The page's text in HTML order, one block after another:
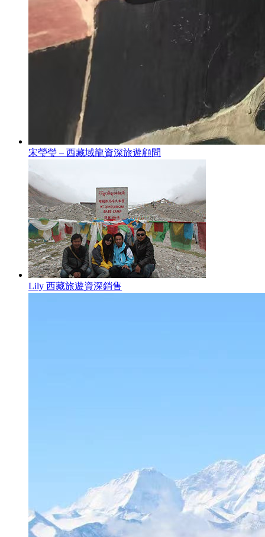
宋瑩瑩 – 西藏域龍資深旅遊顧問
Lily 西藏旅遊資深銷售